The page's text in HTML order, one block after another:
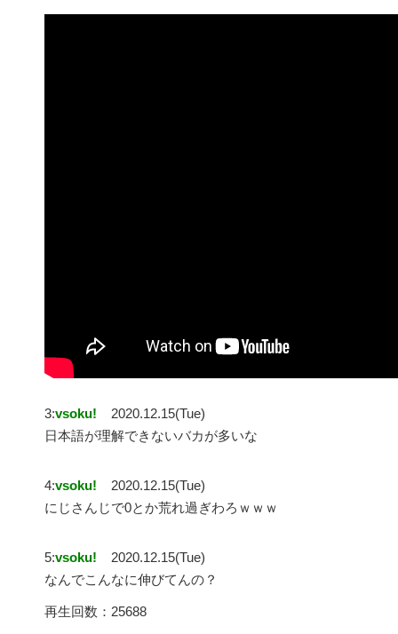
3:vsoku!
2020.12.15(Tue)
日本語が理解できないバカが多いな
4:vsoku!
2020.12.15(Tue)
にじさんじで0とか荒れ過ぎわろｗｗｗ
5:vsoku!
2020.12.15(Tue)
なんでこんなに伸びてんの？
再生回数：25688